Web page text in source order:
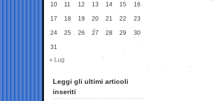
10 11 12 13 14 15 16
17 18 19 20 21 22 23
24 25 26 27 28 29 30
31
« Lug
Leggi gli ultimi articoli
inseriti